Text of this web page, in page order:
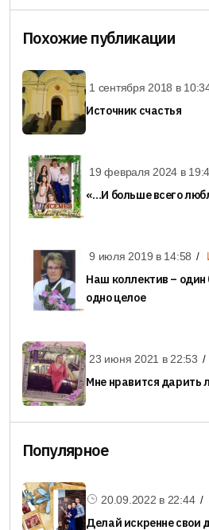
Похожие публикации
1 сентября 2018 в
Источник счастья
19 февраля 2024 в
«…И больше всего
9 июля 2019 в 14:58
Наш коллектив –
одно целое
23 июня 2021 в 22:53
Мне нравится дарить
Популярное
20.09.2022 в 22:44
Делай искренне свои